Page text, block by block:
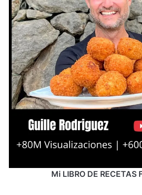
Mi LIBRO DE RECETAS